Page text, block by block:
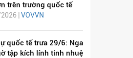
trên trường quốc tế
| VOVVN
quốc tế trưa 29/6: Nga
tập kích lính tinh nhuệ